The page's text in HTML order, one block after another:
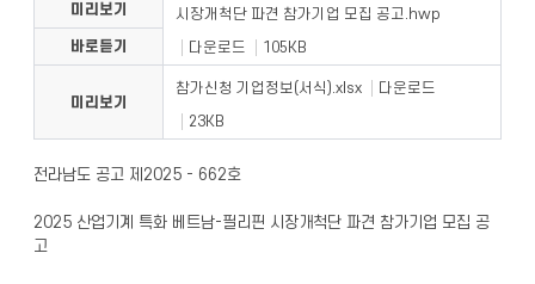
시장개척단 파견 참가기업 모집 공고.hwp
다운로드
105KB
미리보기
바로듣기
참가신청 기업정보(서식).xlsx
다운로드
23KB
미리보기
전라남도 공고 제2025 - 662호
2025 산업기계 특화 베트남-필리핀 시장개척단 파견 참가기업 모집 공
고